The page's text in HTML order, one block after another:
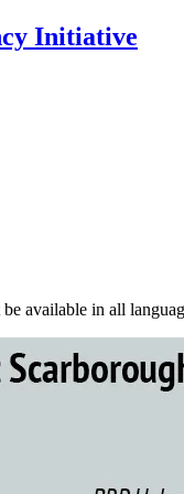
Initiative
available in all